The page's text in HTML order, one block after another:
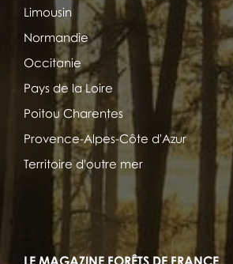
Limousin
Normandie
Occitanie
Pays de la Loire
Poitou Charentes
Provence-Alpes-Côte d'Azur
Territoire d'outre mer
LE MAGAZINE FORÊTS DE FRANCE